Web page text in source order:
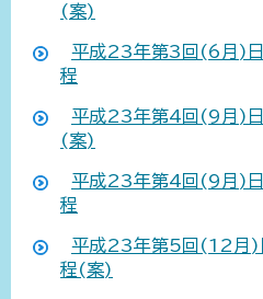
(案)
平成23年第3回(6月)日
程
平成23年第4回(9月)日
(案)
平成23年第4回(9月)日
程
平成23年第5回(12月)
程(案)